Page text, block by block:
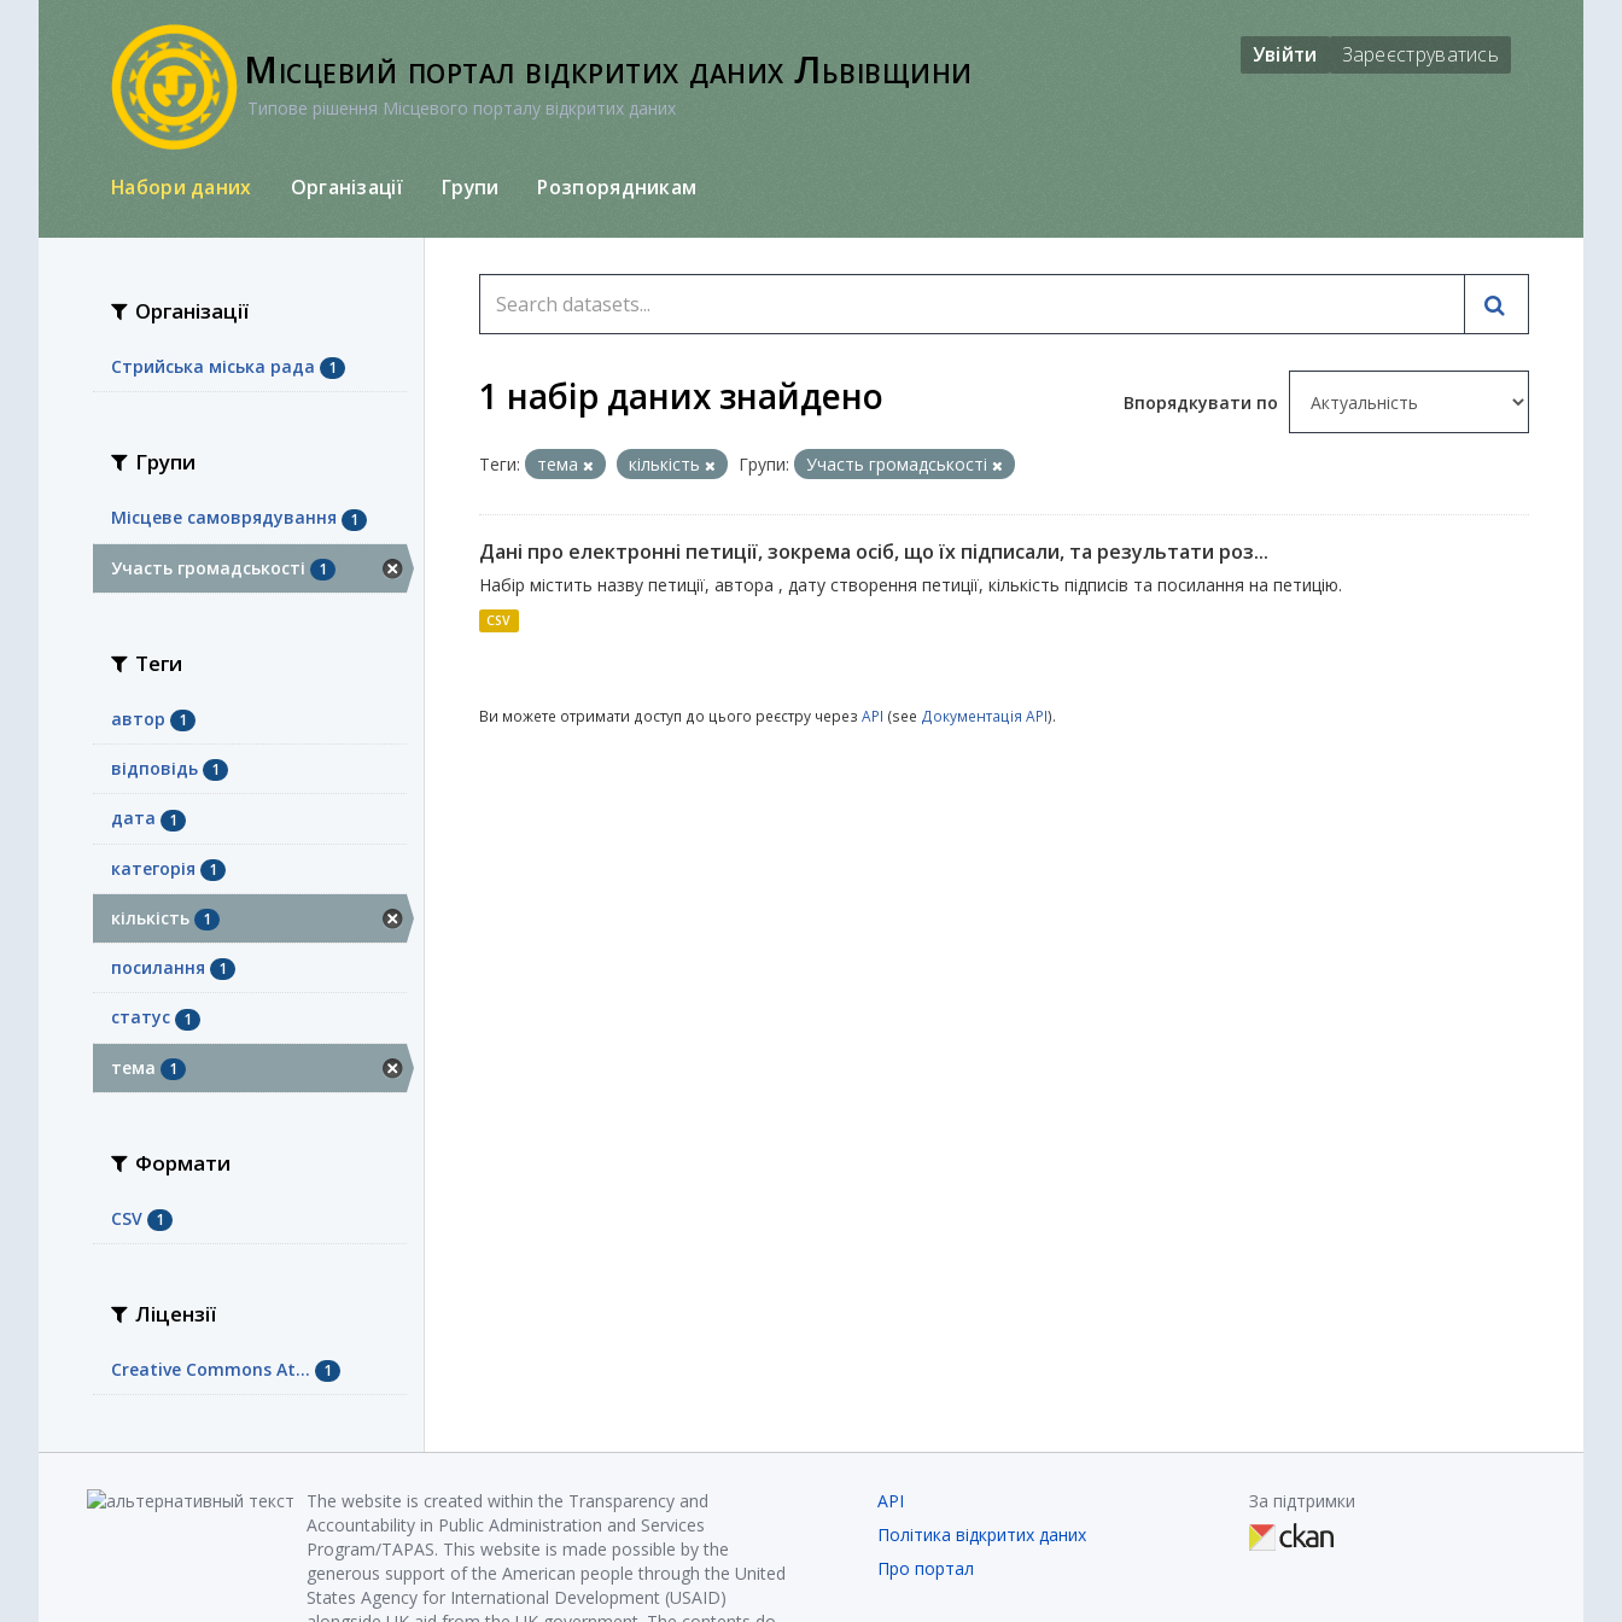
Місцевий портал відкритих даних Львівщини
Типове рішення Місцевого порталу відкритих даних
Увійти Зареєструватись
Набори даних Організації Групи Розпорядникам
Організації
Стрийська міська рада 1
Групи
Місцеве самоврядування 1
Участь громадськості 1
Теги
автор 1
відповідь 1
дата 1
категорія 1
кількість 1
посилання 1
статус 1
тема 1
Формати
CSV 1
Ліцензії
Creative Commons At... 1
Впорядкувати по
1 набір даних знайдено
Теги: тема кількість Групи: Участь громадськості
Дані про електронні петиції, зокрема осіб, що їх підписали, та результати роз...
Набір містить назву петиції, автора , дату створення петиції, кількість підписів та посилання на петицію.
CSV
Ви можете отримати доступ до цього реєстру через API (see Документація API).
The website is created within the Transparency and
Accountability in Public Administration and Services
Program/TAPAS. This website is made possible by the
generous support of the American people through the United
States Agency for International Development (USAID)
API
Політика відкритих даних
Про портал
За підтримки